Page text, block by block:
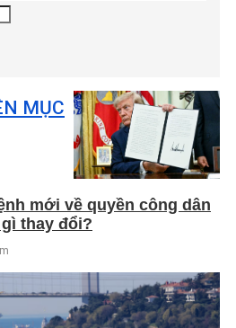
MỤC
mới về quyền công dân
thay đổi?